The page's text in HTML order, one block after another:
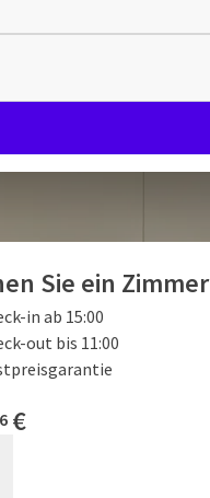
Sie ein Zimmer
in ab 15:00
out bis 11:00
€